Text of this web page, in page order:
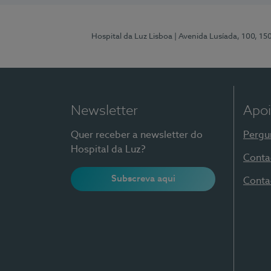
Hospital da Luz Lisboa | Avenida Lusíada, 100,
Newsletter
Quer receber a newsletter do
Hospital da Luz?
Subscreva aqui